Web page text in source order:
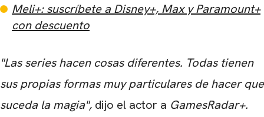
Meli+: suscríbete a Disney+, Max y Paramount+
con descuento
"Las series hacen cosas diferentes. Todas tienen
sus propias formas muy particulares de hacer que
suceda la magia", dijo el actor a GamesRadar+.